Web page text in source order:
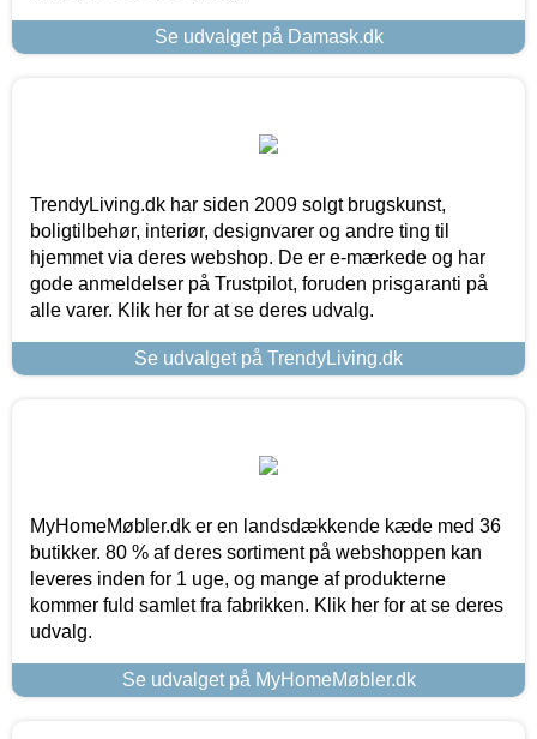
Se udvalget på Damask.dk
TrendyLiving.dk har siden 2009 solgt brugskunst,
boligtilbehør, interiør, designvarer og andre ting til
hjemmet via deres webshop. De er e-mærkede og har
gode anmeldelser på Trustpilot, foruden prisgaranti på
alle varer. Klik her for at se deres udvalg.
Se udvalget på TrendyLiving.dk
MyHomeMøbler.dk er en landsdækkende kæde med 36
butikker. 80 % af deres sortiment på webshoppen kan
leveres inden for 1 uge, og mange af produkterne
kommer fuld samlet fra fabrikken. Klik her for at se deres
udvalg.
Se udvalget på MyHomeMøbler.dk